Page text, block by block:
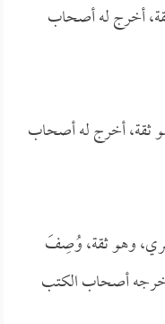
أخرج له أصحاب
ثقة، أخرج له أصحاب
وهو ثقة، وُصِفَ
أخرجه أصحاب الكتب